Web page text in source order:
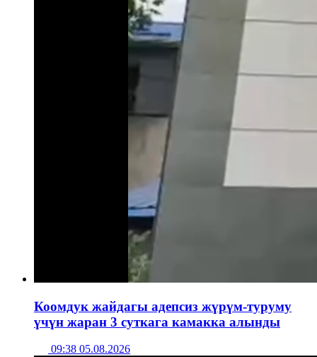
Коомдук жайдагы адепсиз жүрүм-туруму
үчүн жаран 3 суткага камакка алынды
09:38 05.08.2026